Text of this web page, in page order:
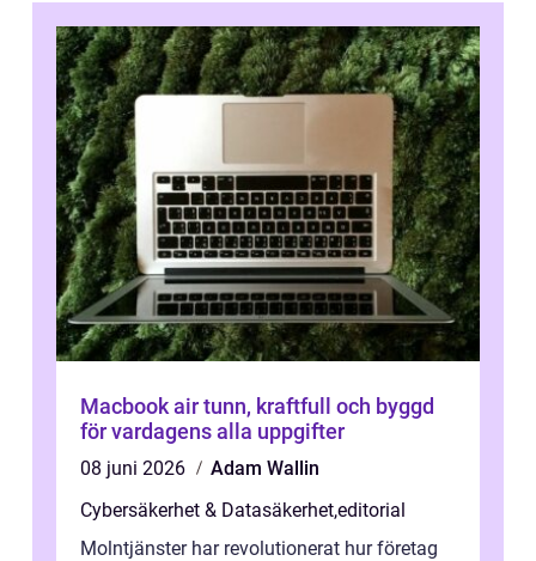
Macbook air tunn, kraftfull och byggd
för vardagens alla uppgifter
08 juni 2026
Adam Wallin
Cybersäkerhet & Datasäkerhet,editorial
Molntjänster har revolutionerat hur företag